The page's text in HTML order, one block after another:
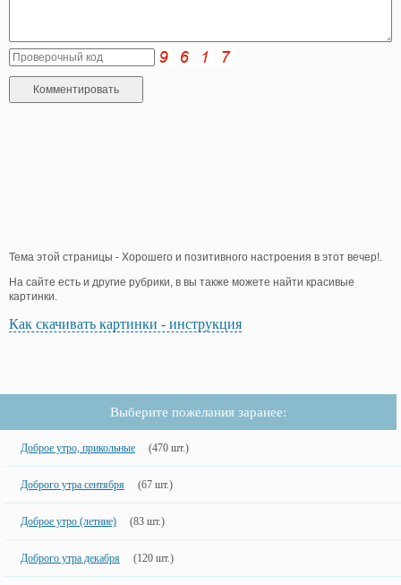
Тема этой страницы - Хорошего и позитивного настроения в этот вечер!.
На сайте есть и другие рубрики, в вы также можете найти красивые
картинки.
Как скачивать картинки - инструкция
Выберите пожелания заранее:
Доброе утро, прикольные (470 шт.)
Доброго утра сентября (67 шт.)
Доброе утро (летние) (83 шт.)
Доброго утра декабря (120 шт.)